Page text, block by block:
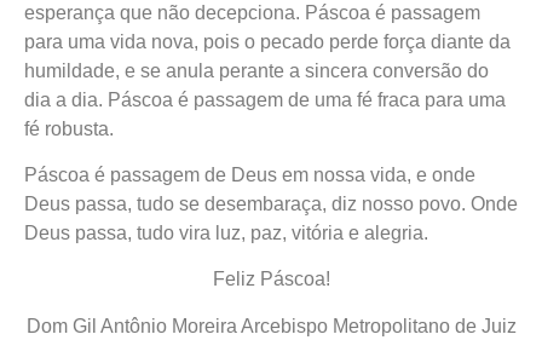
esperança que não decepciona. Páscoa é passagem
para uma vida nova, pois o pecado perde força diante da
humildade, e se anula perante a sincera conversão do
dia a dia. Páscoa é passagem de uma fé fraca para uma
fé robusta.
Páscoa é passagem de Deus em nossa vida, e onde
Deus passa, tudo se desembaraça, diz nosso povo. Onde
Deus passa, tudo vira luz, paz, vitória e alegria.
Feliz Páscoa!
Dom Gil Antônio Moreira Arcebispo Metropolitano de Juiz